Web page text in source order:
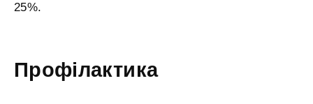
25%.
Профілактика